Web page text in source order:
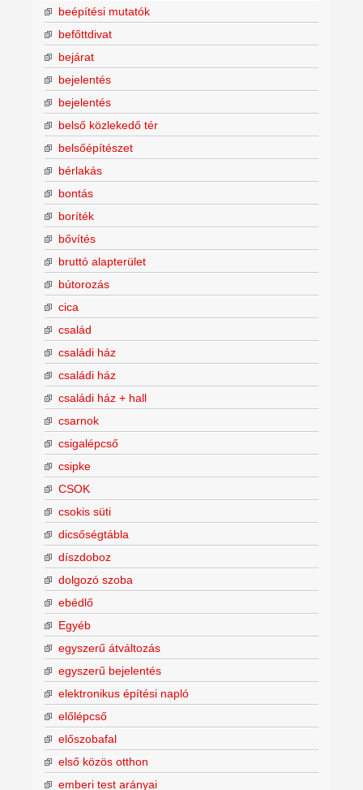
beépítési mutatók
befőttdivat
bejárat
bejelentés
bejelentés
belső közlekedő tér
belsőépítészet
bérlakás
bontás
boríték
bővítés
bruttó alapterület
bútorozás
cica
család
családi ház
családi ház
családi ház + hall
csarnok
csigalépcső
csipke
CSOK
csokis süti
dicsőségtábla
díszdoboz
dolgozó szoba
ebédlő
Egyéb
egyszerű átváltozás
egyszerű bejelentés
elektronikus építési napló
előlépcső
előszobafal
első közös otthon
emberi test arányai